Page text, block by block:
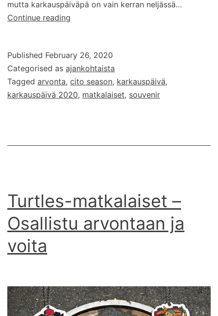
mutta karkauspäiväpä on vain kerran neljässä…
Continue reading
matkalaisia
arvonnassa
taas
Published February 26, 2020
Categorised as ajankohtaista
Tagged arvonta, cito season, karkauspäivä,
karkauspäivä 2020, matkalaiset, souvenir
Turtles-matkalaiset –
Osallistu arvontaan ja
voita